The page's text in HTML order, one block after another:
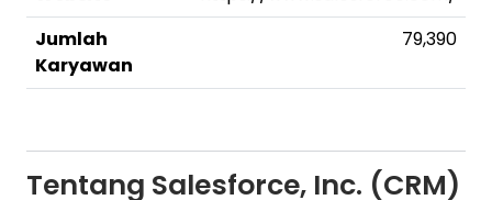
Jumlah
Karyawan
79,390
Tentang Salesforce, Inc. (CRM)